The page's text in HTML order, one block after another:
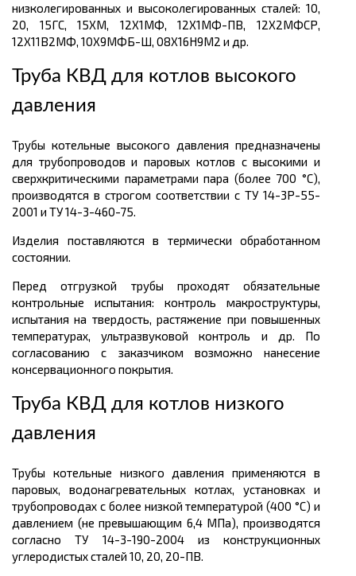
низколегированных и высоколегированных сталей: 10,
20, 15ГС, 15ХМ, 12Х1МФ, 12Х1МФ-ПВ, 12Х2МФСР,
12Х11В2МФ, 10Х9МФБ-Ш, 08Х16Н9М2 и др.
Труба КВД для котлов высокого
давления
Трубы котельные высокого давления предназначены
для трубопроводов и паровых котлов с высокими и
сверхкритическими параметрами пара (более 700 °С),
производятся в строгом соответствии с ТУ 14-3Р-55-
2001 и ТУ 14-3-460-75.
Изделия поставляются в термически обработанном
состоянии.
Перед отгрузкой трубы проходят обязательные
контрольные испытания: контроль макроструктуры,
испытания на твердость, растяжение при повышенных
температурах, ультразвуковой контроль и др. По
согласованию с заказчиком возможно нанесение
консервационного покрытия.
Труба КВД для котлов низкого
давления
Трубы котельные низкого давления применяются в
паровых, водонагревательных котлах, установках и
трубопроводах с более низкой температурой (400 °С) и
давлением (не превышающим 6,4 МПа), производятся
согласно ТУ 14-3-190-2004 из конструкционных
углеродистых сталей 10, 20, 20-ПВ.